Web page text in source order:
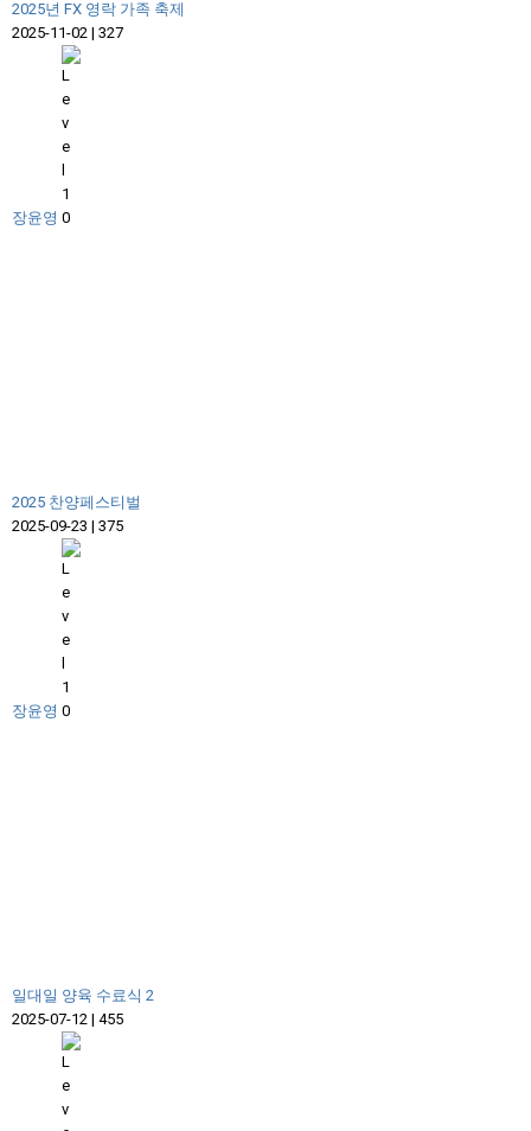
2025년 FX 영락 가족 축제
2025-11-02 | 327
장윤영
2025 찬양페스티벌
2025-09-23 | 375
장윤영
일대일 양육 수료식 2
2025-07-12 | 455